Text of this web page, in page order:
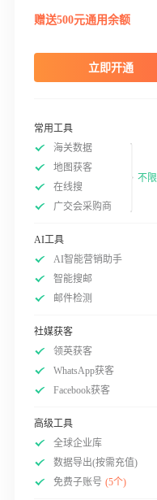
赠送500元通用余额
立即开通
常用工具
海关数据
地图获客
在线搜
广交会采购商
不限
AI工具
AI智能营销助手
智能搜邮
邮件检测
社媒获客
领英获客
WhatsApp获客
Facebook获客
高级工具
全球企业库
数据导出(按需充值)
免费子账号 (5个)